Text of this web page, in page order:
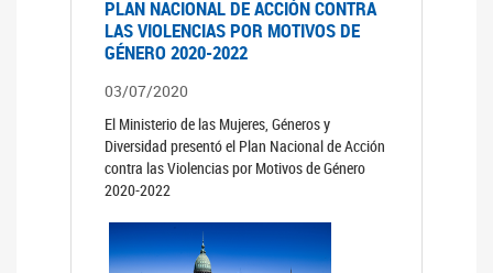
PLAN NACIONAL DE ACCIÓN CONTRA
LAS VIOLENCIAS POR MOTIVOS DE
GÉNERO 2020-2022
03/07/2020
El Ministerio de las Mujeres, Géneros y
Diversidad presentó el Plan Nacional de Acción
contra las Violencias por Motivos de Género
2020-2022